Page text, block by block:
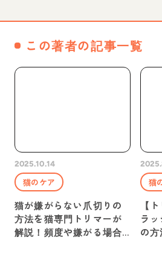
トリマーの交流会企画も数多く手
違うトリマー同士の絆を深め業界
ン優勝
WEBページ
この著者の記事一覧
2025.10.14
猫のケア
猫が嫌がらない爪切りの
方法を猫専門トリマーが
解説！頻度や嫌がる場合
猫
【
ラ
の